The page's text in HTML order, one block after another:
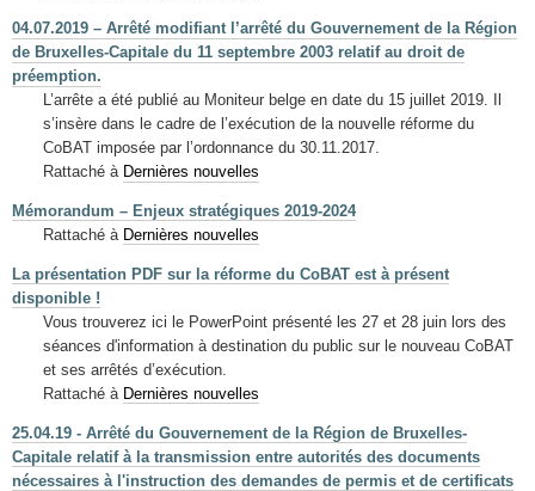
04.07.2019 – Arrêté modifiant l’arrêté du Gouvernement de la Région
de Bruxelles-Capitale du 11 septembre 2003 relatif au droit de
préemption.
L’arrête a été publié au Moniteur belge en date du 15 juillet 2019. Il
s’insère dans le cadre de l’exécution de la nouvelle réforme du
CoBAT imposée par l’ordonnance du 30.11.2017.
Rattaché à Dernières nouvelles
Mémorandum – Enjeux stratégiques 2019-2024
Rattaché à Dernières nouvelles
La présentation PDF sur la réforme du CoBAT est à présent
disponible !
Vous trouverez ici le PowerPoint présenté les 27 et 28 juin lors des
séances d'information à destination du public sur le nouveau CoBAT
et ses arrêtés d’exécution.
Rattaché à Dernières nouvelles
25.04.19 - Arrêté du Gouvernement de la Région de Bruxelles-
Capitale relatif à la transmission entre autorités des documents
nécessaires à l'instruction des demandes de permis et de certificats